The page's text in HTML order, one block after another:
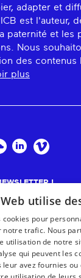
adapter et
est l'auteur,
paternité et les
Nous
des contenus
plus
!
utilise
cookies pour
notre trafic. Nous
utilisation de notre
qui peuvent les
leur avez fournies